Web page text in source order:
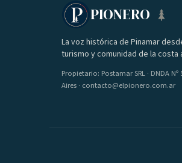
PIONERO
La voz histórica de Pinamar
turismo y comunidad de la costa
Propietario: Postamar SRL · DNDA
Aires · contacto@elpionero.com.ar